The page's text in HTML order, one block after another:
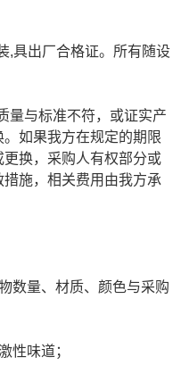
出厂合格证。所有随设
与标准不符，或证实产
如果我方在规定的期限
换，采购人有权部分或
施，相关费用由我方承
量、材质、颜色与采购
味道；